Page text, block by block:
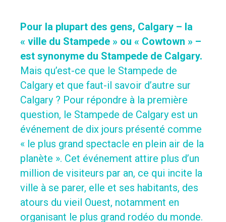
Pour la plupart des gens, Calgary – la
« ville du Stampede » ou « Cowtown » –
est synonyme du Stampede de Calgary.
Mais qu’est-ce que le Stampede de
Calgary et que faut-il savoir d’autre sur
Calgary ? Pour répondre à la première
question, le Stampede de Calgary est un
événement de dix jours présenté comme
« le plus grand spectacle en plein air de la
planète ». Cet événement attire plus d’un
million de visiteurs par an, ce qui incite la
ville à se parer, elle et ses habitants, des
atours du vieil Ouest, notamment en
organisant le plus grand rodéo du monde.